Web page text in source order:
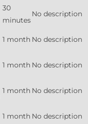
30
minutes
No description
1 month No description
1 month No description
1 month No description
1 month No description